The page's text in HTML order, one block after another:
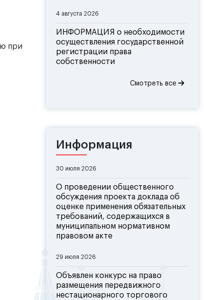
при
4 августа 2026
ИНФОРМАЦИЯ о необходимости
осуществления государственной
регистрации права
собственности
Смотреть все
Информация
30 июля 2026
О проведении общественного
обсуждения проекта доклада об
оценке применения обязательных
требований, содержащихся в
муниципальном нормативном
правовом акте
29 июля 2026
Объявлен конкурс на право
размещения передвижного
нестационарного торгового